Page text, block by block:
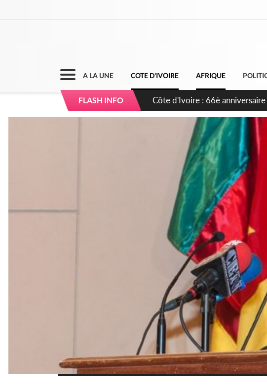
A LA UNE COTE D'IVOIRE AFRIQUE
FLASH INFO
Côte d'Ivoire : À Abidjan,
développement de la Guinée